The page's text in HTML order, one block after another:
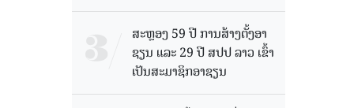
ສະຫຼອງ 59 ປີ ການສ້າງຕັ້ງອາ
ຊຽນ ແລະ 29 ປີ ສປປ ລາວ ເຂົ້າ
ເປັນສະມາຊິກອາຊຽນ